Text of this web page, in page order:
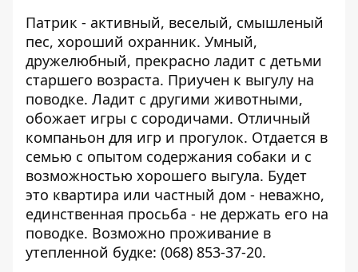
Патрик - активный, веселый, смышленый
пес, хороший охранник. Умный,
дружелюбный, прекрасно ладит с детьми
старшего возраста. Приучен к выгулу на
поводке. Ладит с другими животными,
обожает игры с сородичами. Отличный
компаньон для игр и прогулок. Отдается в
семью с опытом содержания собаки и с
возможностью хорошего выгула. Будет
это квартира или частный дом - неважно,
единственная просьба - не держать его на
поводке. Возможно проживание в
утепленной будке: (068) 853-37-20.